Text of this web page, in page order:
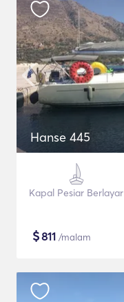
Hanse 445
Kapal Pesiar Berlayar
$811 /malam